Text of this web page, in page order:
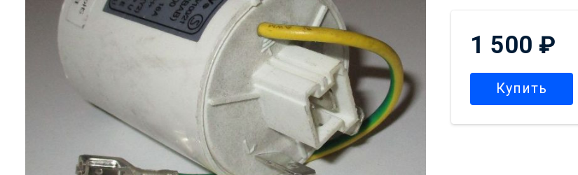
1 500₽
Купить